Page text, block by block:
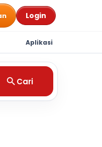
Login
Aplikasi
Cari